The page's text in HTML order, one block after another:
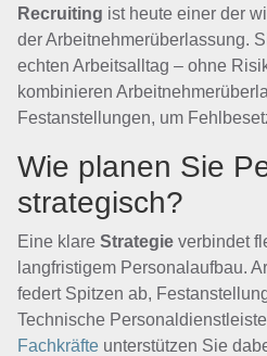
Recruiting ist heute einer der
der Arbeitnehmerüberlassung.
echten Arbeitsalltag – ohne
kombinieren
Festanstellungen, um
Wie planen Sie
strategisch?
Eine klare Strategie verbindet
langfristigem Personalaufbau.
federt Spitzen ab,
Technische
Fachkräfte unterstützen Sie